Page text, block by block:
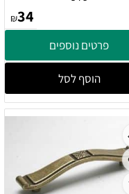
₪34
פרטים נוספים
הוסף לסל